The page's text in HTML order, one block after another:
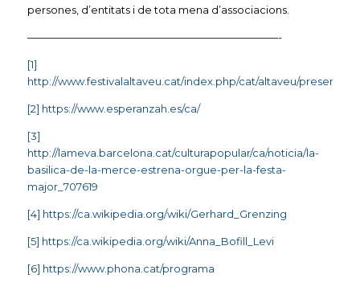
persones, d’entitats i de tota mena d’associacions.
————————————————————————-
[1]
http://www.festivalaltaveu.cat/index.php/cat/altaveu/
[2] https://www.esperanzah.es/ca/
[3]
http://lameva.barcelona.cat/culturapopular/ca/noticia/la-
basilica-de-la-merce-estrena-orgue-per-la-festa-
major_707619
[4] https://ca.wikipedia.org/wiki/Gerhard_Grenzing
[5] https://ca.wikipedia.org/wiki/Anna_Bofill_Levi
[6] https://www.phona.cat/programa